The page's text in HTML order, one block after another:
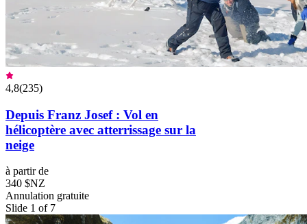
4,8(235)
Depuis Franz Josef : Vol en
hélicoptère avec atterrissage sur la
neige
à partir de
340 $NZ
Annulation gratuite
Slide 1 of 7